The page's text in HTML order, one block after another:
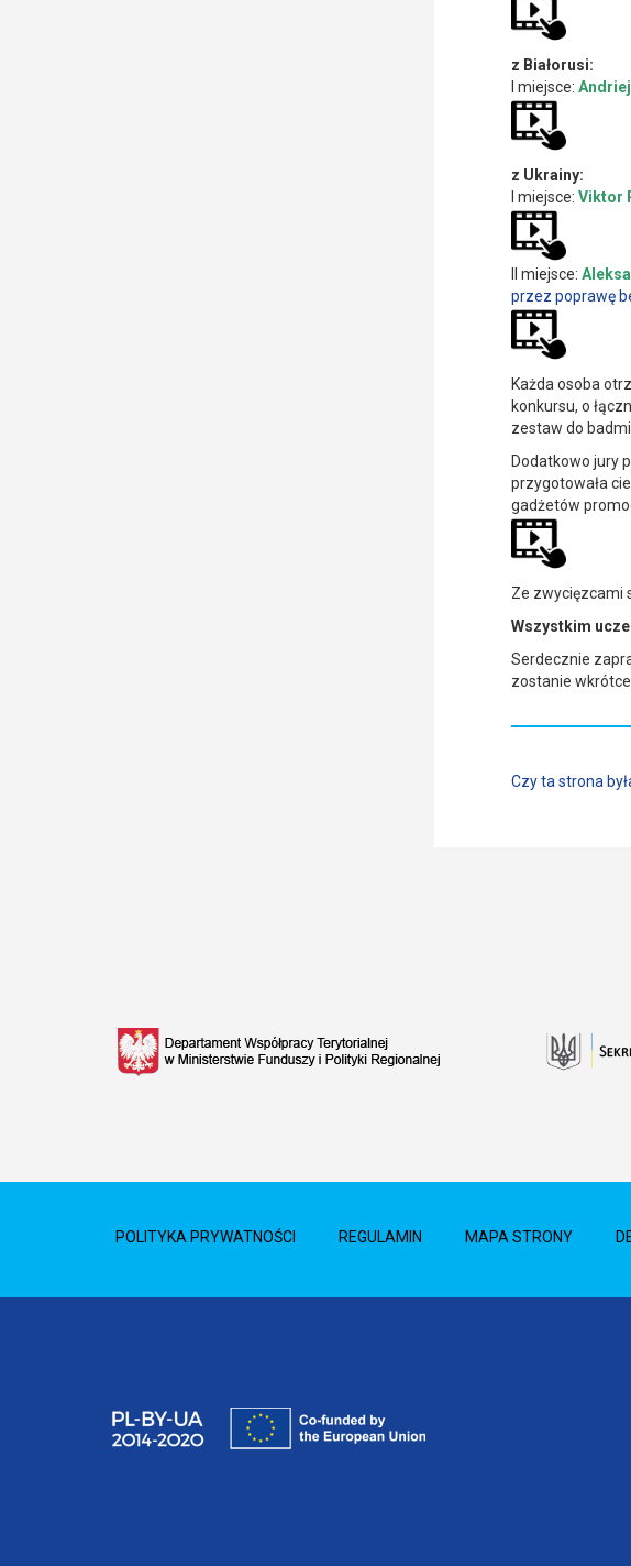
z Białorusi:
I miejsce:
z Ukrainy:
I miejsce: Viktor
II miejsce:
przez poprawę
Każda osoba
konkursu, o
zestaw do
Dodatkowo jury
przygotowała
gadżetów
Ze zwycięzcami
Wszystkim
Serdecznie
zostanie
Czy ta strona
POLITYKA PRYWATNOŚCI REGULAMIN MAPA STRONY